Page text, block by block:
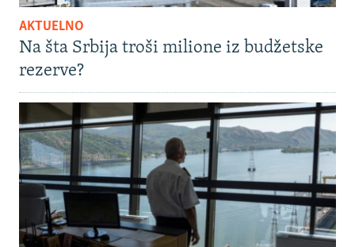
AKTUELNO
Na šta Srbija troši milione iz budžetske
rezerve?